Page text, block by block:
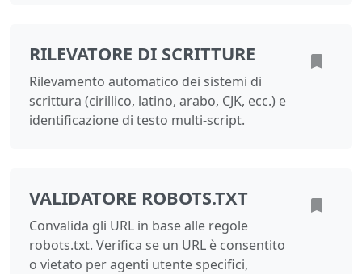
RILEVATORE DI SCRITTURE
Rilevamento automatico dei sistemi di
scrittura (cirillico, latino, arabo, CJK, ecc.) e
identificazione di testo multi-script.
VALIDATORE ROBOTS.TXT
Convalida gli URL in base alle regole
robots.txt. Verifica se un URL è consentito
o vietato per agenti utente specifici,